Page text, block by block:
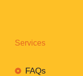
Services
FAQs